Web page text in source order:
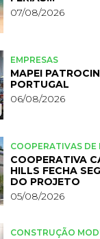
07/08/2026
EMPRESAS
MAPEI
PORTUGAL
06/08/2026
COOPERATIVAS
COOPERATIVA
HILLS FECHA
DO PROJETO
05/08/2026
CONSTRUÇÃO